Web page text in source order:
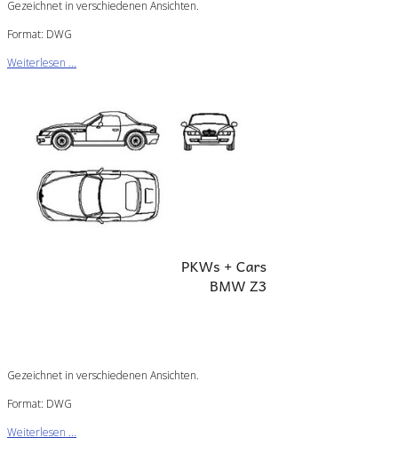
Gezeichnet in verschiedenen Ansichten.
Format: DWG
Weiterlesen ...
Gezeichnet in verschiedenen Ansichten.
Format: DWG
Weiterlesen ...